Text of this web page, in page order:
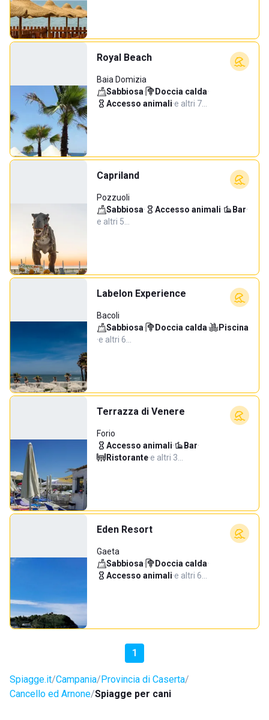
Royal Beach
Baia Domizia
Sabbiosa· Doccia calda·
Accesso animali·e altri 7…
Capriland
Pozzuoli
Sabbiosa· Accesso animali· Bar·
e altri 5…
Labelon Experience
Bacoli
Sabbiosa· Doccia calda·
Piscina
·e altri 6…
Terrazza di Venere
Forio
Accesso animali· Bar·
Ristorante·e altri 3…
Eden Resort
Gaeta
Sabbiosa· Doccia calda·
Accesso animali·e altri 6…
1
Spiagge.it Campania Provincia di Caserta
Cancello ed Arnone Spiagge per cani